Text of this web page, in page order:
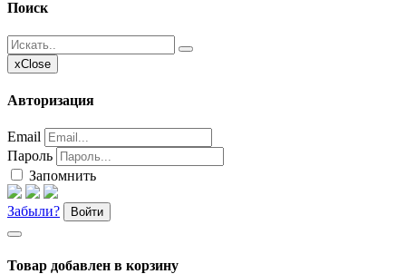
Поиск
xClose
Авторизация
Email
Пароль
Запомнить
Забыли? Войти
Товар добавлен в корзину